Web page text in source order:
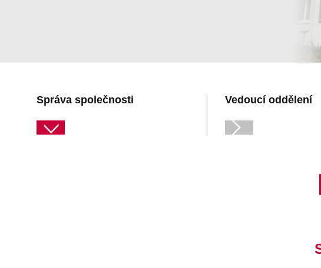
Správa společnosti Vedoucí oddělení